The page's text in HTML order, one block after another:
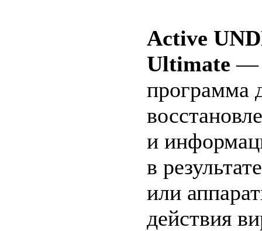
Active
Ultimate —
программа
и
в
или
действия